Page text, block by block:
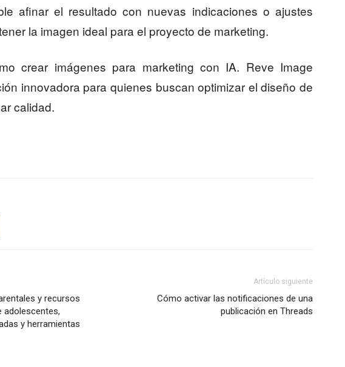
afinar el resultado con nuevas indicaciones o ajustes
la imagen ideal para el proyecto de marketing.
crear imágenes para marketing con IA. Reve Image
innovadora para quienes buscan optimizar el diseño de
calidad.
y recursos
adolescentes,
y herramientas
Artículo siguiente
Cómo activar las notificaciones de una
publicación en Threads